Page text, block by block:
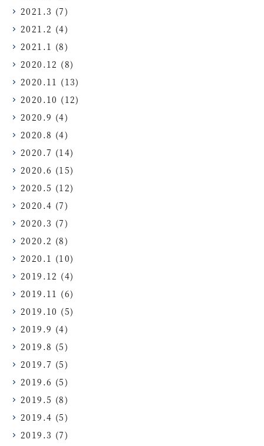
2021.3 (7)
2021.2 (4)
2021.1 (8)
2020.12 (8)
2020.11 (13)
2020.10 (12)
2020.9 (4)
2020.8 (4)
2020.7 (14)
2020.6 (15)
2020.5 (12)
2020.4 (7)
2020.3 (7)
2020.2 (8)
2020.1 (10)
2019.12 (4)
2019.11 (6)
2019.10 (5)
2019.9 (4)
2019.8 (5)
2019.7 (5)
2019.6 (5)
2019.5 (8)
2019.4 (5)
2019.3 (7)